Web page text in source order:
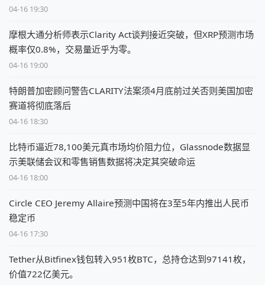
04-16 19:30
摩根大通分析师表示Clarity Act谈判接近突破，但XRP预测市场
概率仅0.8%，交易量近乎为零。
04-16 19:00
特朗普加密顾问警告CLARITY法案须4月底前过关否则美国加密
赛道将彻底落后
04-16 18:30
比特币逼近78,100美元真市场均价阻力位，Glassnode数据显
示美联储会议和零售销售数据将决定其突破命运
04-16 18:00
Circle CEO Jeremy Allaire预测中国将在3至5年内推出人民币
稳定币
04-16 17:30
Tether从Bitfinex钱包转入951枚BTC，总持仓达到97141枚，
价值722亿美元。